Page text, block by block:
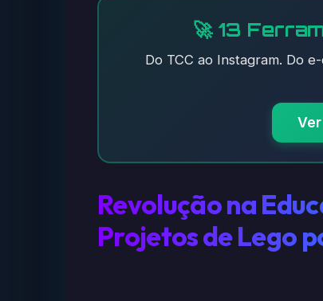
🚀 13
Do TCC ao Instagram. Do
Revolução na
Projetos de Lego